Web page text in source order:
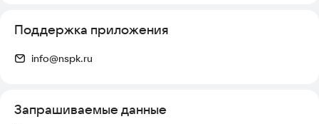
Поддержка приложения
info@nspk.ru
Запрашиваемые данные